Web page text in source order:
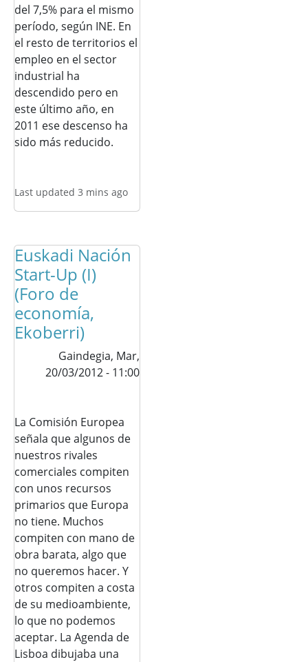
del 7,5% para el mismo
período, según INE. En
el resto de territorios el
empleo en el sector
industrial ha
descendido pero en
este último año, en
2011 ese descenso ha
sido más reducido.
Last updated 3 mins ago
Euskadi Nación
Start-Up (I)
(Foro de
economía,
Ekoberri)
Gaindegia, Mar,
20/03/2012 - 11:00
La Comisión Europea
señala que algunos de
nuestros rivales
comerciales compiten
con unos recursos
primarios que Europa
no tiene. Muchos
compiten con mano de
obra barata, algo que
no queremos hacer. Y
otros compiten a costa
de su medioambiente,
lo que no podemos
aceptar. La Agenda de
Lisboa dibujaba una